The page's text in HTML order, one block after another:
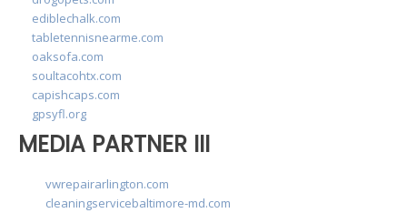
ediblechalk.com
tabletennisnearme.com
oaksofa.com
soultacohtx.com
capishcaps.com
gpsyfl.org
MEDIA PARTNER III
vwrepairarlington.com
cleaningservicebaltimore-md.com